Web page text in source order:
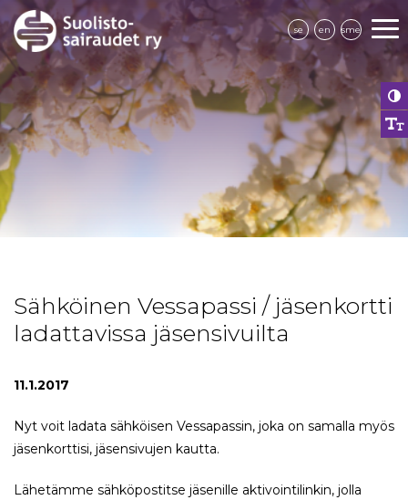
se en sme
Sähköinen Vessapassi / jäsenkortti
ladattavissa jäsensivuilta
11.1.2017
Nyt voit ladata sähköisen Vessapassin, joka on samalla myös
jäsenkorttisi, jäsensivujen kautta.
Lähetämme sähköpostitse jäsenille aktivointilinkin, jolla